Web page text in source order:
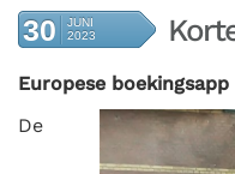
30
JUNI
2023
Europese boekingsapp
De